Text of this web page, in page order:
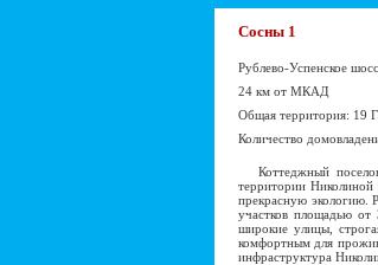
Сосны 1
Рублево-Успенское
24 км от МКАД
Общая территория: 19
Количество
Коттеджный
территории
прекрасную экологию.
участков площадью
широкие улицы,
комфортным для
инфраструктура